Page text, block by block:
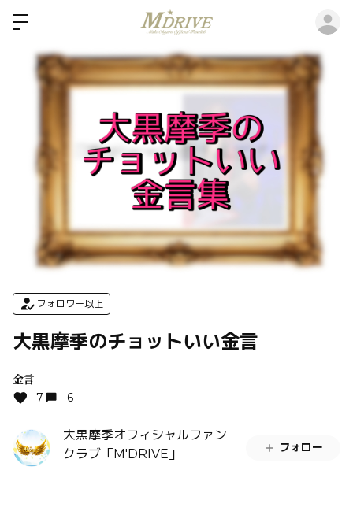
フォロワー以上
大黒摩季のチョットいい金言
金言
7 6
大黒摩季オフィシャルファン
クラブ「M'DRIVE」
フォロー